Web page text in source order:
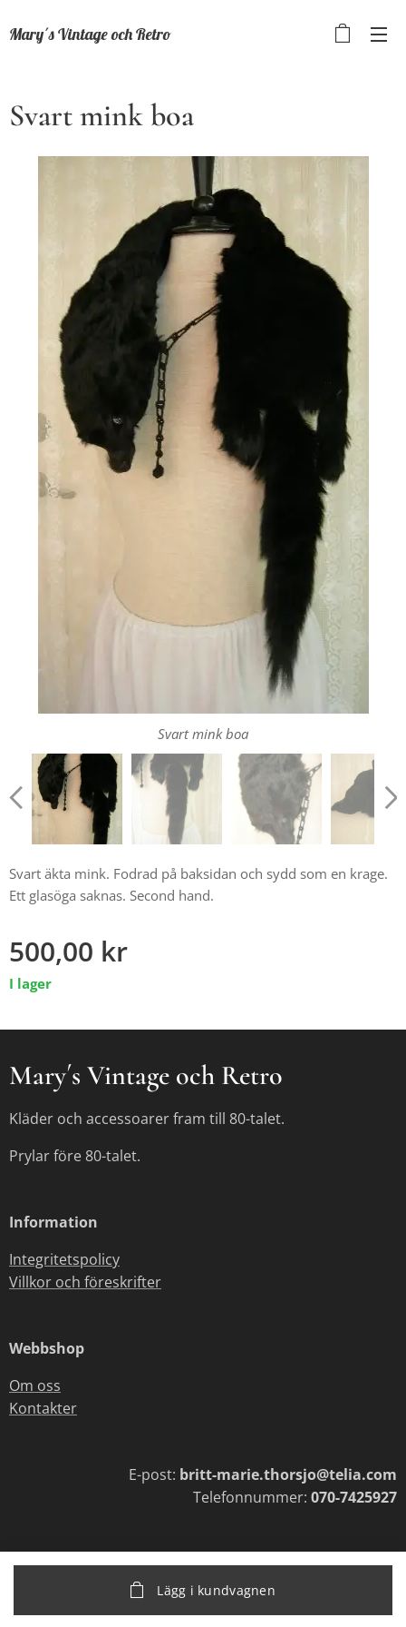
Mary´s Vintage och Retro
Svart mink boa
Svart mink boa
Svart äkta mink. Fodrad på baksidan och sydd som en krage.
Ett glasöga saknas. Second hand.
500,00 kr
I lager
Lägg i kundvagnen
Mary´s Vintage och Retro
Kläder och accessoarer fram till 80-talet.
Prylar före 80-talet.
Information
Integritetspolicy
Villkor och föreskrifter
Webbshop
Om oss
Kontakter
E-post: britt-marie.thorsjo@telia.com
Telefonnummer: 070-7425927